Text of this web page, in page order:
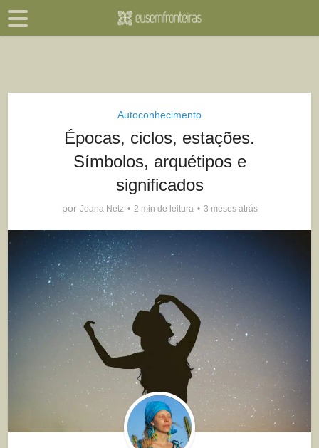
Autoconhecimento
Épocas, ciclos, estações.
Símbolos, arquétipos e
significados
por Joana Netz 2 min de leitura 3 meses atrás